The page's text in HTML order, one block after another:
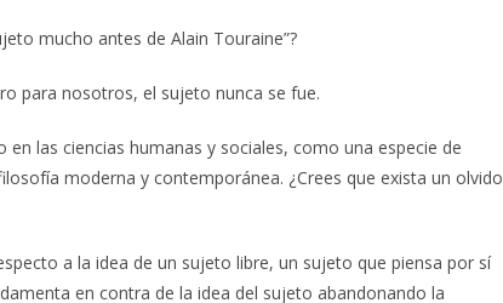
mucho antes de Alain Touraine”?
para nosotros, el sujeto nunca se fue.
las ciencias humanas y sociales, como una especie de
moderna y contemporánea. ¿Crees que exista un olvido
a la idea de un sujeto libre, un sujeto que piensa por sí
en contra de la idea del sujeto abandonando la